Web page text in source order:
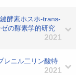
酵素ホスホ-trans-
の酵素学的研究
2021
レニル二リン酸特
2021